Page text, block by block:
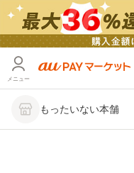
メニュー
もったいない本舗